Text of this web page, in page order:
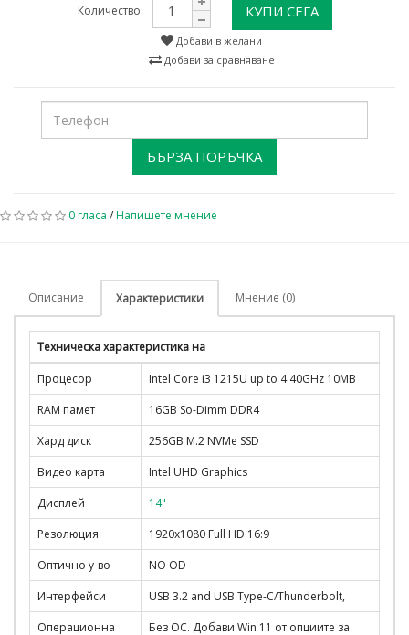
Количество: КУПИ СЕГА
Добави в желани
Добави за сравняване
БЪРЗА ПОРЪЧКА
0 гласа /Напишете мнение
Описание Характеристики Мнение (0)
Техническа характеристика на
Процесор
Intel Core i3 1215U up to 4.40GHz 10MB
RAM памет
16GB So-Dimm DDR4
Хард диск
256GB M.2 NVMe SSD
Видео карта
Intel UHD Graphics
Дисплей
14"
Резолюция
1920x1080 Full HD 16:9
Оптично у-во
NO OD
Интерфейси
USB 3.2 and USB Type-C/Thunderbolt,
Операционна
Без ОС. Добави Win 11 от опциите за